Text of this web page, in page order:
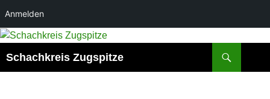
Anmelden
Schachkreis Zugspitze